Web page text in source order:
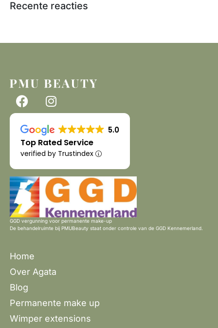
Recente reacties
5.0
Top Rated Service
verified by Trustindex
GGD vergunning voor permanente make-up
De behandelruimte bij PMUBeauty staat onder controle van de GGD Kennemerland.
Home
Over Agata
Blog
Permanente make up
Wimper extensions